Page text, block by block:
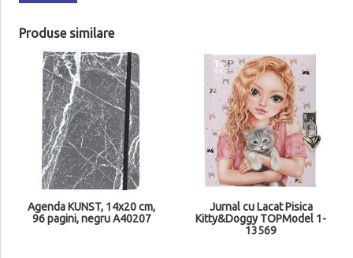
Produse similare
Agenda KUNST, 14x20 cm,
96 pagini, negru A40207
Jurnal cu Lacat Pisica
Kitty&Doggy TOPModel 1-
13569